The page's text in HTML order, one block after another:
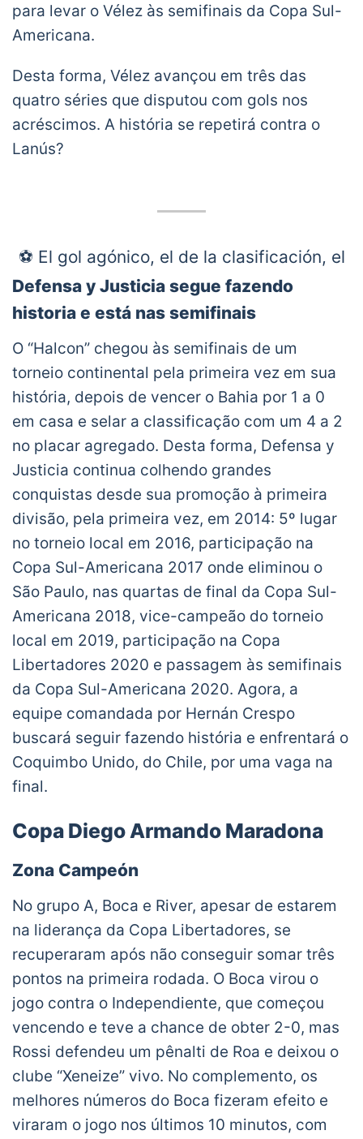
para levar o Vélez às semifinais da Copa Sul-
Americana.
Desta forma, Vélez avançou em três das
quatro séries que disputou com gols nos
acréscimos. A história se repetirá contra o
Lanús?
⚽️ El gol agónico, el de la clasificación, el
heroico, el de Juan Martín Lucero para
meterse en las semifinales de la
CONMEBOL#Sudamericana.#JuegaVélez
pic.twitter.com/sOKhujCsUH
— Vélez Sarsfield (@Velez)December 16,
2020
Defensa y Justicia segue fazendo
historia e está nas semifinais
O “Halcon” chegou às semifinais de um
torneio continental pela primeira vez em sua
história, depois de vencer o Bahia por 1 a 0
em casa e selar a classificação com um 4 a 2
no placar agregado. Desta forma, Defensa y
Justicia continua colhendo grandes
conquistas desde sua promoção à primeira
divisão, pela primeira vez, em 2014: 5º lugar
no torneio local em 2016, participação na
Copa Sul-Americana 2017 onde eliminou o
São Paulo, nas quartas de final da Copa Sul-
Americana 2018, vice-campeão do torneio
local em 2019, participação na Copa
Libertadores 2020 e passagem às semifinais
da Copa Sul-Americana 2020. Agora, a
equipe comandada por Hernán Crespo
buscará seguir fazendo história e enfrentará o
Coquimbo Unido, do Chile, por uma vaga na
final.
Copa Diego Armando Maradona
Zona Campeón
No grupo A, Boca e River, apesar de estarem
na liderança da Copa Libertadores, se
recuperaram após não conseguir somar três
pontos na primeira rodada. O Boca virou o
jogo contra o Independiente, que começou
vencendo e teve a chance de obter 2-0, mas
Rossi defendeu um pênalti de Roa e deixou o
clube “Xeneize” vivo. No complemento, os
melhores números do Boca fizeram efeito e
viraram o jogo nos últimos 10 minutos, com